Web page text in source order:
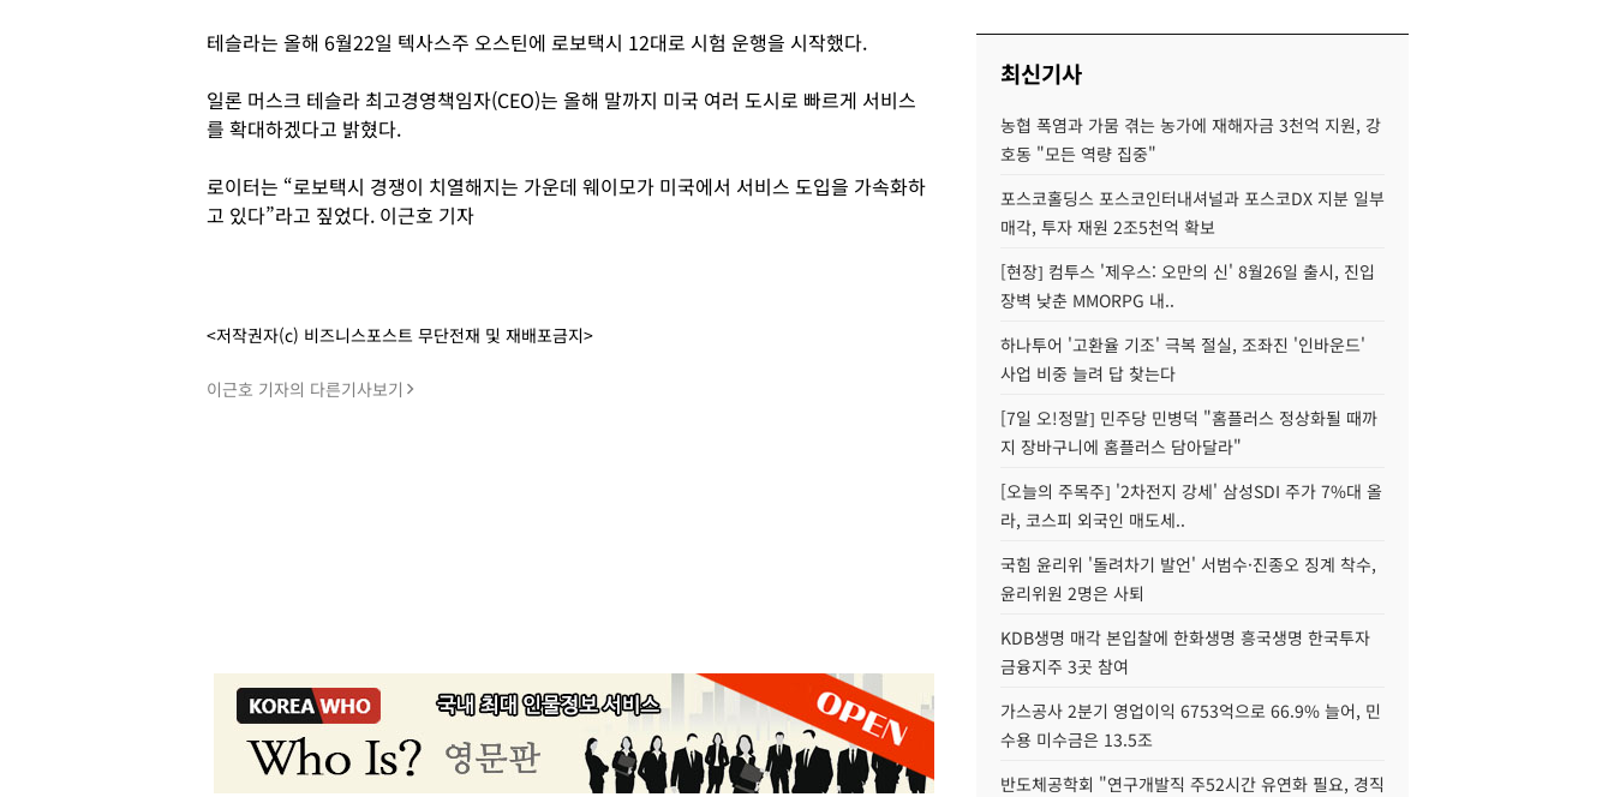
테슬라는 올해 6월22일 텍사스주 오스틴에 로보택시 12대로 시험 운행을 시작했다.
일론 머스크 테슬라 최고경영책임자(CEO)는 올해 말까지 미국 여러 도시로 빠르게 서비스
를 확대하겠다고 밝혔다.
로이터는 “로보택시 경쟁이 치열해지는 가운데 웨이모가 미국에서 서비스 도입을 가속화하
고 있다”라고 짚었다. 이근호 기자
<저작권자(c) 비즈니스포스트 무단전재 및 재배포금지>
이근호 기자의 다른기사보기
최신기사
농협 폭염과 가뭄 겪는 농가에 재해자금 3천억 지원, 강
호동 "모든 역량 집중"
포스코홀딩스 포스코인터내셔널과 포스코DX 지분 일부
매각, 투자 재원 2조5천억 확보
[현장] 컴투스 '제우스: 오만의 신' 8월26일 출시, 진입
장벽 낮춘 MMORPG 내..
하나투어 '고환율 기조' 극복 절실, 조좌진 '인바운드'
사업 비중 늘려 답 찾는다
[7일 오!정말] 민주당 민병덕 "홈플러스 정상화될 때까
지 장바구니에 홈플러스 담아달라"
[오늘의 주목주] '2차전지 강세' 삼성SDI 주가 7%대 올
라, 코스피 외국인 매도세..
국힘 윤리위 '돌려차기 발언' 서범수·진종오 징계 착수,
윤리위원 2명은 사퇴
KDB생명 매각 본입찰에 한화생명 흥국생명 한국투자
금융지주 3곳 참여
가스공사 2분기 영업이익 6753억으로 66.9% 늘어, 민
수용 미수금은 13.5조
반도체공학회 "연구개발직 주52시간 유연화 필요, 경직